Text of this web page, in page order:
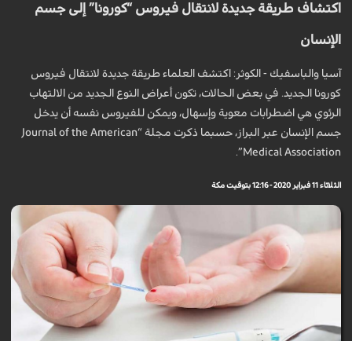
اكتشاف طريقة جديدة لانتقال فيروس “كورونا” إلى جسم
الإنسان
آسيا والباسفيك - الكوثر: اكتشف العلماء طريقة جديدة لانتقال فيروس
كورونا الجديد. في بعض الحالات، تكون أعراض النوع الجديد من الالتهاب
الرئوي هي اضطرابات معوية وإسهال، ويمكن للفيروس نفسه أن يدخل
جسم الإنسان عبر البراز، حسبما ذكرت مجلة “Journal of the American
Medical Association”.
الثلاثاء 11 فبراير 2020 - 12:16 بتوقيت مكة